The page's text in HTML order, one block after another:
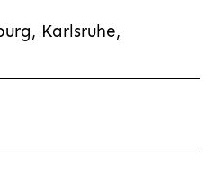
Karlsruhe,